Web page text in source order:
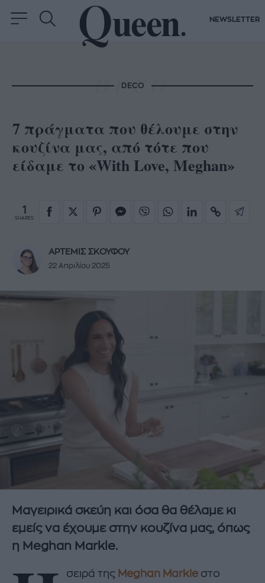
NEWSLETTER
DECO
7 πράγματα που θέλουμε στην
κουζίνα μας, από τότε που
είδαμε το «With Love, Meghan»
1
SHARES
ΑΡΤΕΜΙΣ ΣΚΟΥΦΟΥ
22 Απριλίου 2025
Μαγειρικά σκεύη και όσα θα θέλαμε κι
εμείς να έχουμε στην κουζίνα μας, όπως
η Meghan Markle.
σειρά της Meghan Markle στο